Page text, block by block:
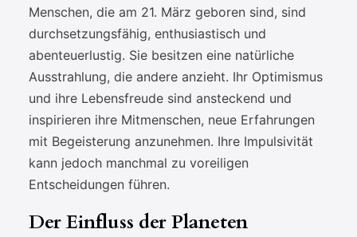
Menschen, die am 21. März geboren sind, sind
durchsetzungsfähig, enthusiastisch und
abenteuerlustig. Sie besitzen eine natürliche
Ausstrahlung, die andere anzieht. Ihr Optimismus
und ihre Lebensfreude sind ansteckend und
inspirieren ihre Mitmenschen, neue Erfahrungen
mit Begeisterung anzunehmen. Ihre Impulsivität
kann jedoch manchmal zu voreiligen
Entscheidungen führen.
Der Einfluss der Planeten